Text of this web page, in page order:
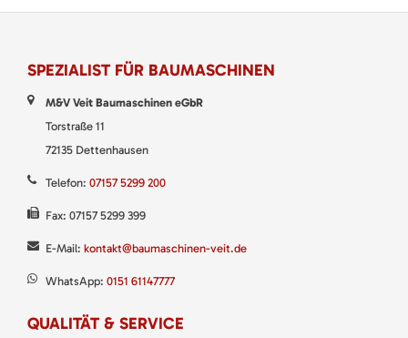
SPEZIALIST FÜR BAUMASCHINEN
M&V Veit Baumaschinen eGbR
Torstraße 11
72135 Dettenhausen
Telefon: 07157 5299 200
Fax: 07157 5299 399
E-Mail: kontakt@baumaschinen-veit.de
WhatsApp: 0151 61147777
QUALITÄT & SERVICE